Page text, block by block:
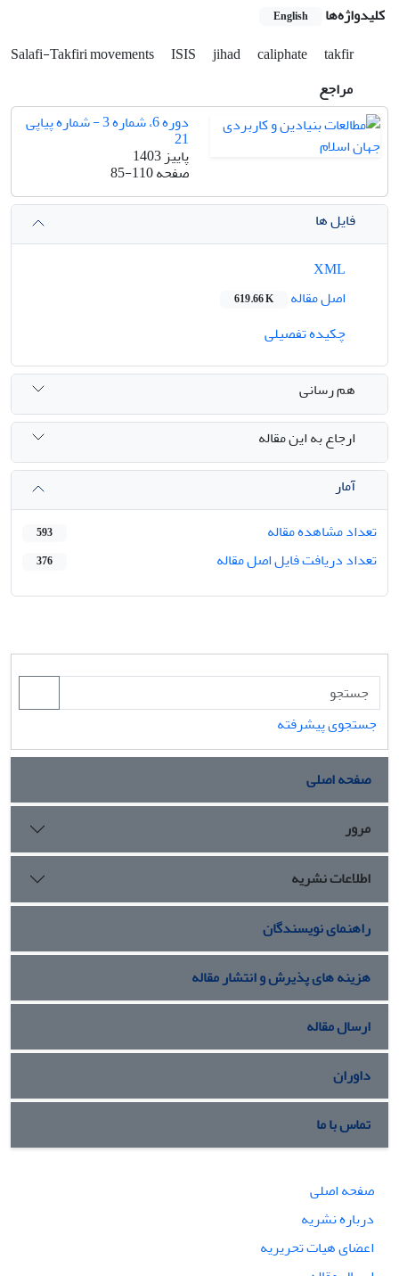
کلیدواژه‌ها English
Salafi-Takfiri movements ISIS jihad caliphate
takfir
مراجع
دوره 6، شماره 3 - شماره پیاپی
21
پاییز 1403
صفحه85-110
فایل ها
اصل مقاله
619.66 K
چکیده تفصیلی
هم رسانی
ارجاع به این مقاله
آمار
تعداد مشاهده مقاله
593
تعداد دریافت فایل اصل مقاله 376
جستجوی پیشرفته
صفحه اصلی
مرور
اطلاعات نشریه
راهنمای نویسندگان
هزینه های پذیرش و انتشار مقاله
ارسال مقاله
داوران
تماس با ما
صفحه اصلی
درباره نشریه
اعضای هیات تحریریه